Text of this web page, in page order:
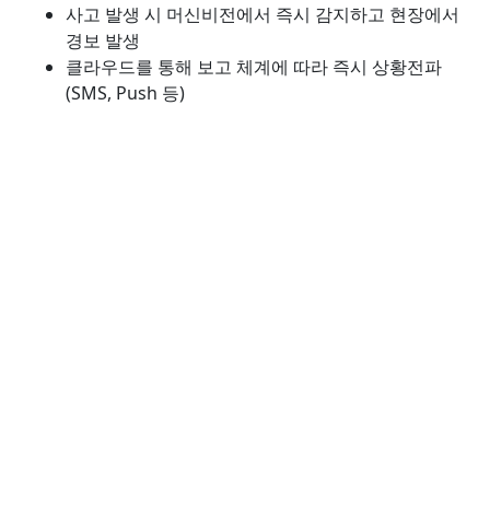
사고 발생 시 머신비전에서 즉시 감지하고 현장에서
경보 발생
클라우드를 통해 보고 체계에 따라 즉시 상황전파
(SMS, Push 등)